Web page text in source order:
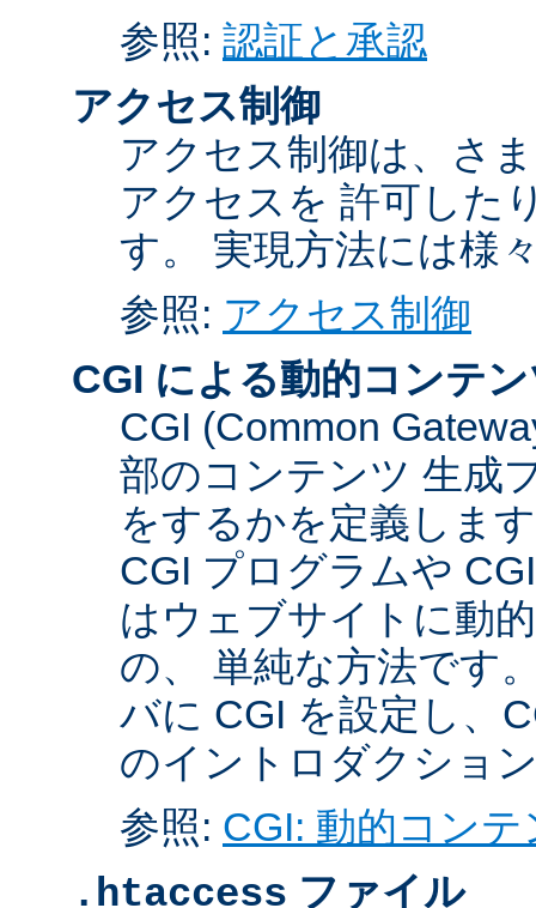
参照: 認証と承認
アクセス制御
アクセス制御は、さ
アクセスを 許可した
す。 実現方法には様
参照: アクセス制御
CGI による動的コンテ
CGI (Common
部のコンテンツ 生成
をするかを定義しま
CGI プログラムや
はウェブサイトに動
の、 単純な方法です
バに CGI を設定し、
のイントロダクショ
参照: CGI: 動的コンテ
.htaccess ファイル